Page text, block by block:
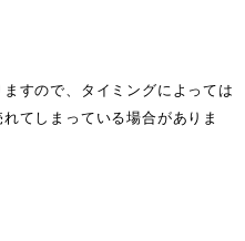
すので、タイミングによっては
てしまっている場合がありま